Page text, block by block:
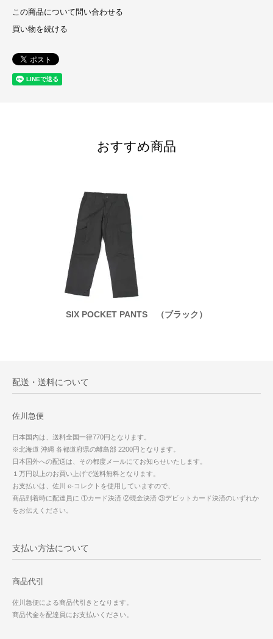
この商品について問い合わせる
買い物を続ける
おすすめ商品
SIX POCKET PANTS （ブラック）
配送・送料について
佐川急便
日本国内は、送料全国一律770円となります。
※北海道 沖縄 各都道府県の離島部 2200円となります。
日本国外への配送は、その都度メールにてお知らせいたします。
１万円以上のお買い上げで送料無料となります。
お支払いは、佐川 e-コレクトを使用していますので、
商品到着時に配達員に ①カード決済 ②現金決済 ③デビットカード決済のいずれか
をお伝えください。
支払い方法について
商品代引
佐川急便による商品代引きとなります。
商品代金を配達員にお支払いください。